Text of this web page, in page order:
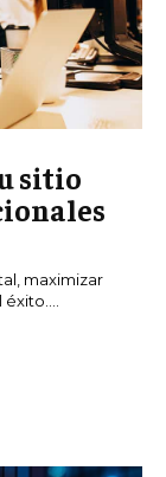
sitio
maximizar